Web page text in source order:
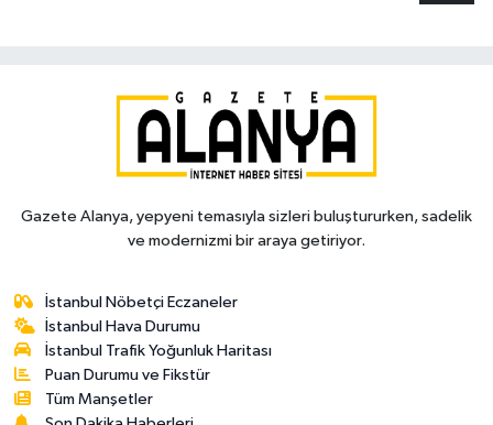
Gazete Alanya, yepyeni temasıyla sizleri buluştururken, sadelik
ve modernizmi bir araya getiriyor.
İstanbul Nöbetçi Eczaneler
İstanbul Hava Durumu
İstanbul Trafik Yoğunluk Haritası
Puan Durumu ve Fikstür
Tüm Manşetler